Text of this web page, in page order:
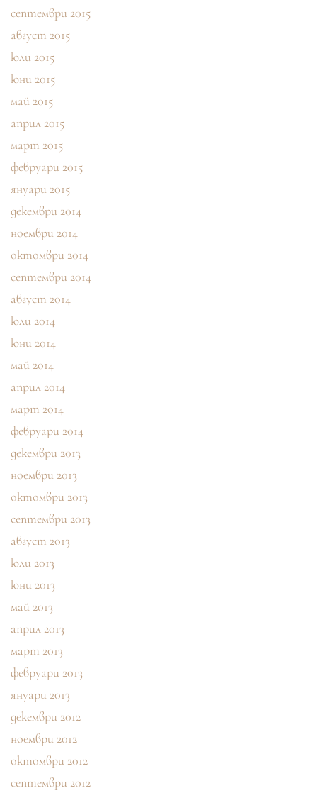
септември 2015
август 2015
юли 2015
юни 2015
май 2015
април 2015
март 2015
февруари 2015
януари 2015
декември 2014
ноември 2014
октомври 2014
септември 2014
август 2014
юли 2014
юни 2014
май 2014
април 2014
март 2014
февруари 2014
декември 2013
ноември 2013
октомври 2013
септември 2013
август 2013
юли 2013
юни 2013
май 2013
април 2013
март 2013
февруари 2013
януари 2013
декември 2012
ноември 2012
октомври 2012
септември 2012